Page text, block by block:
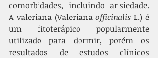
comorbidades, incluindo ansiedade.
A valeriana (Valeriana officinalis L.) é
um fitoterápico popularmente
utilizado para dormir, porém os
resultados de estudos clínicos